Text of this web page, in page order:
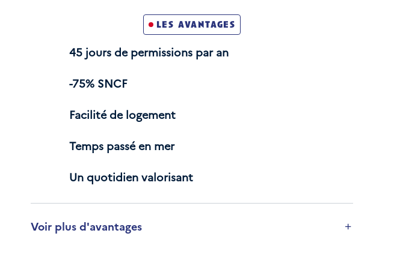
les avantages
45 jours de permissions par an
-75% SNCF
Facilité de logement
Temps passé en mer
Un quotidien valorisant
Voir plus d'avantages
Développer la section